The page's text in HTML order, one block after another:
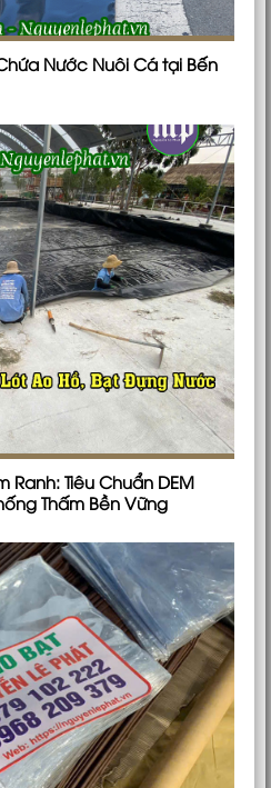
Nước Nuôi Cá tại Bến
Ranh: Tiêu Chuẩn DEM
Thấm Bền Vững